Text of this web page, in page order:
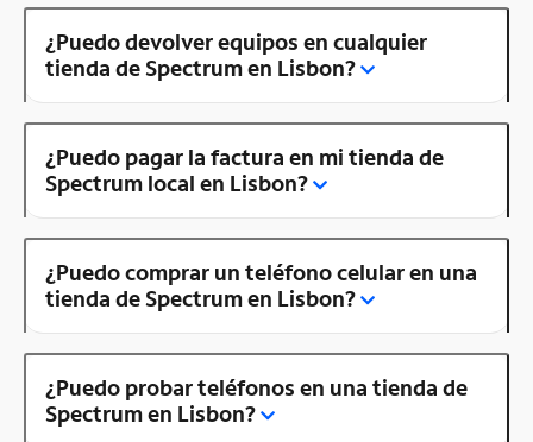
¿Puedo devolver equipos en cualquier
tienda de Spectrum en Lisbon?
¿Puedo pagar la factura en mi tienda de
Spectrum local en Lisbon?
¿Puedo comprar un teléfono celular en una
tienda de Spectrum en Lisbon?
¿Puedo probar teléfonos en una tienda de
Spectrum en Lisbon?